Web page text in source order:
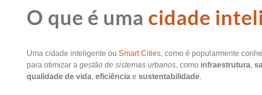
O que é uma cidade
Uma cidade inteligente ou Smart Cities, como é popularmente
para otimizar a gestão de sistemas urbanos, como infraestrutura,
qualidade de vida, eficiência e sustentabilidade.